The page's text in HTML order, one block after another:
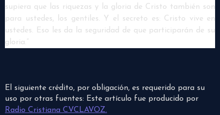
supiera que las riquezas y la gloria de Cristo también son
para ustedes, los gentiles. Y el secreto es: Cristo vive en
ustedes. Eso les da la seguridad de que participarán de su
gloria.”
El siguiente crédito, por obligación, es requerido para su
uso por otras fuentes: Este artículo fue producido por
Radio Cristiana CVCLAVOZ.